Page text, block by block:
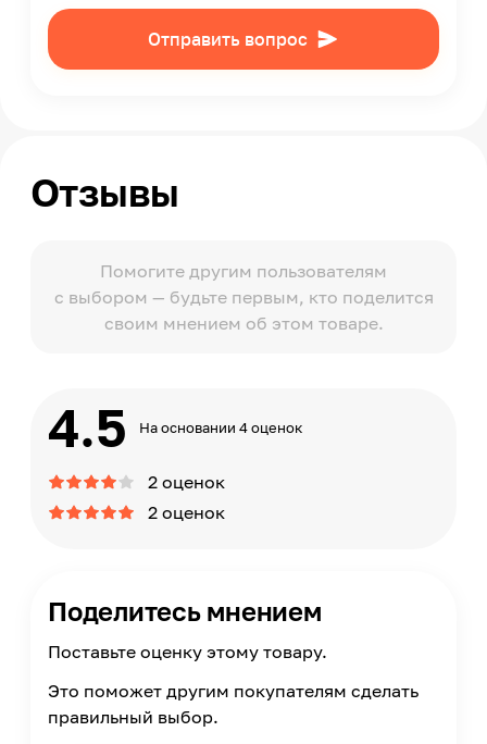
Отправить вопрос
Отзывы
Помогите другим пользователям
с выбором — будьте первым, кто поделится
своим мнением об этом товаре.
4.5 На основании 4 оценок
2 оценок
2 оценок
Поделитесь мнением
Поставьте оценку этому товару.
Это поможет другим покупателям сделать
правильный выбор.